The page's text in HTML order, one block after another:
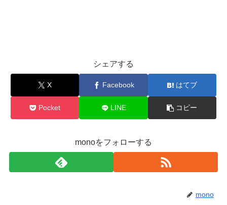
シェアする
X Facebook はてブ
Pocket LINE コピー
monoをフォローする
mono